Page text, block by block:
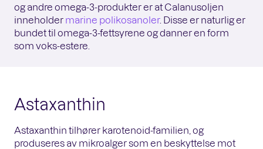
og andre omega-3-produkter er at Calanusoljen
inneholder marine polikosanoler. Disse er naturlig er
bundet til omega-3-fettsyrene og danner en form
som voks-estere.
Astaxanthin
Astaxanthin tilhører karotenoid-familien, og
produseres av mikroalger som en beskyttelse mot